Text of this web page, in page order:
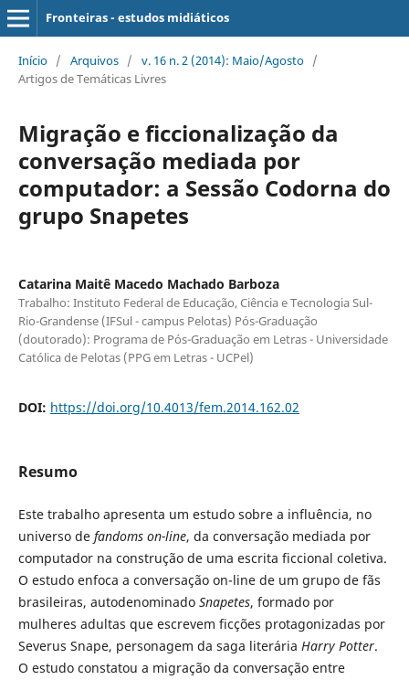
Fronteiras - estudos midiáticos
Início / Arquivos / v. 16 n. 2 (2014): Maio/Agosto /
Artigos de Temáticas Livres
Migração e ficcionalização da
conversação mediada por
computador: a Sessão Codorna do
grupo Snapetes
Catarina Maitê Macedo Machado Barboza
Trabalho: Instituto Federal de Educação, Ciência e Tecnologia Sul-
Rio-Grandense (IFSul - campus Pelotas) Pós-Graduação
(doutorado): Programa de Pós-Graduação em Letras - Universidade
Católica de Pelotas (PPG em Letras - UCPel)
DOI: https://doi.org/10.4013/fem.2014.162.02
Resumo
Este trabalho apresenta um estudo sobre a influência, no
universo de fandoms on-line, da conversação mediada por
computador na construção de uma escrita ficcional coletiva.
O estudo enfoca a conversação on-line de um grupo de fãs
brasileiras, autodenominado Snapetes, formado por
mulheres adultas que escrevem ficções protagonizadas por
Severus Snape, personagem da saga literária Harry Potter.
O estudo constatou a migração da conversação entre